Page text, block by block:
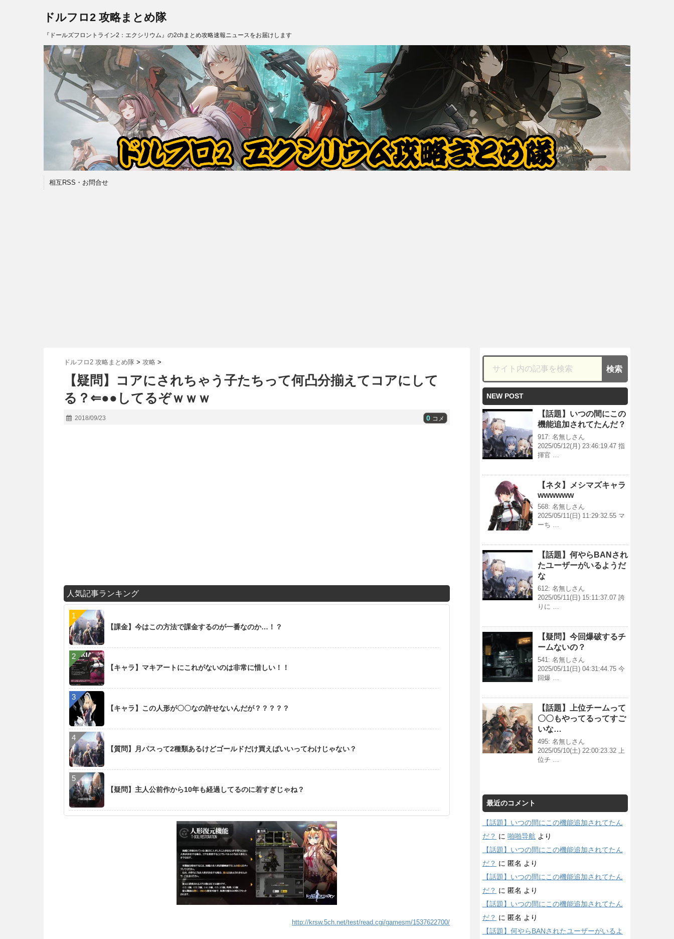
ドルフロ2 攻略まとめ隊
『ドールズフロントライン2：エクシリウム』の2chまとめ攻略速報ニュースをお届けします
相互RSS・お問合せ
ドルフロ2 攻略まとめ隊 > 攻略 >
【疑問】コアにされちゃう子たちって何凸分揃えてコアにして
る？⇐●●してるぞｗｗｗ
2018/09/23 0 コメ
人気記事ランキング
【課金】今はこの方法で課金するのが一番なのか…！？
【キャラ】マキアートにこれがないのは非常に惜しい！！
【キャラ】この人形が〇〇なの許せないんだが？？？？？
【質問】月パスって2種類あるけどゴールドだけ買えばいいってわけじゃない？
【疑問】主人公前作から10年も経過してるのに若すぎじゃね？
http://krsw.5ch.net/test/read.cgi/gamesm/1537622700/
NEW POST
【話題】いつの間にこの
機能追加されてたんだ？
917: 名無しさん
2025/05/12(月) 23:46:19.47 指
揮官 …
【ネタ】メシマズキャラ
wwwwww
568: 名無しさん
2025/05/11(日) 11:29:32.55 マ
ーち …
【話題】何やらBANされ
たユーザーがいるようだ
な
612: 名無しさん
2025/05/11(日) 15:11:37.07 誇
りに …
【疑問】今回爆破するチ
ームないの？
541: 名無しさん
2025/05/11(日) 04:31:44.75 今
回爆 …
【話題】上位チームって
〇〇もやってるってすご
いな…
495: 名無しさん
2025/05/10(土) 22:00:23.32 上
位チ …
最近のコメント
【話題】いつの間にこの機能追加されてたん
だ？ に 啪啪导航 より
【話題】いつの間にこの機能追加されてたん
だ？ に 匿名 より
【話題】いつの間にこの機能追加されてたん
だ？ に 匿名 より
【話題】いつの間にこの機能追加されてたん
だ？ に 匿名 より
【話題】何やらBANされたユーザーがいるよ